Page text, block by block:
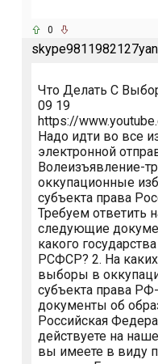
0
Что Делать С
09 19
https://
Надо идти во все
электронной
Волеизъявление-
оккупационные
субъекта права
Требуем ответить
следующие
какого
РСФСР? 2. На
выборы в
субъекта права
документы об
Российская
действуете на
вы имеете в виду